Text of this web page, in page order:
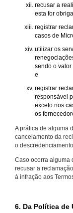
recusar a
esta for
registrar
casos de
utilizar os
sendo o
e
registrar
responsável
exceto nos
os
A prática de alguma
cancelamento da
o
Caso ocorra alguma
recusar a
à infração aos
6. Da Política de